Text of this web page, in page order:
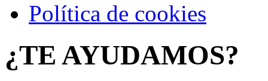
Política de cookies
¿TE AYUDAMOS?